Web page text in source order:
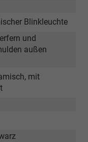
Blinkleuchte
und
außen
mit